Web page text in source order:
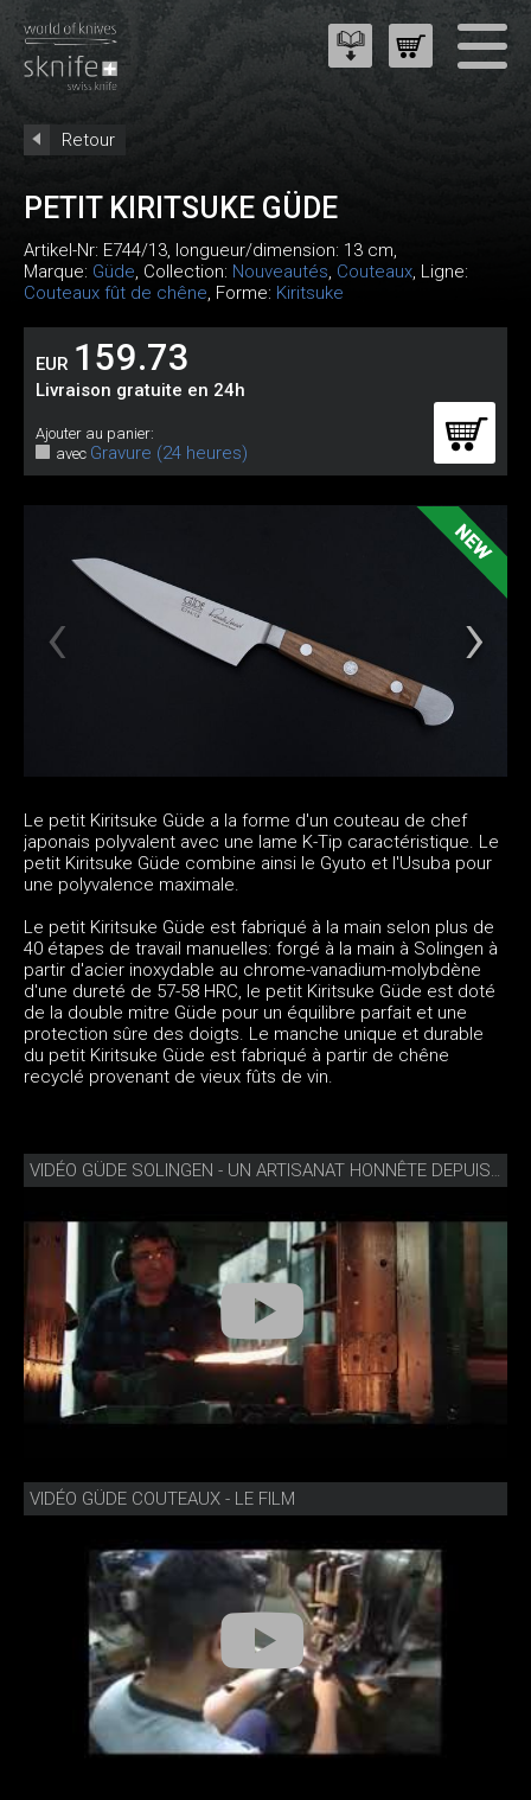
Retour
PETIT KIRITSUKE GÜDE
Artikel-Nr: E744/13, longueur/dimension: 13 cm,
Marque: Güde, Collection: Nouveautés, Couteaux, Ligne:
Couteaux fût de chêne, Forme: Kiritsuke
EUR 159.73
Livraison gratuite en 24h
Ajouter au panier:
avec Gravure (24 heures)
Le petit Kiritsuke Güde a la forme d'un couteau de chef
japonais polyvalent avec une lame K-Tip caractéristique. Le
petit Kiritsuke Güde combine ainsi le Gyuto et l'Usuba pour
une polyvalence maximale.
Le petit Kiritsuke Güde est fabriqué à la main selon plus de
40 étapes de travail manuelles: forgé à la main à Solingen à
partir d'acier inoxydable au chrome-vanadium-molybdène
d'une dureté de 57-58 HRC, le petit Kiritsuke Güde est doté
de la double mitre Güde pour un équilibre parfait et une
protection sûre des doigts. Le manche unique et durable
du petit Kiritsuke Güde est fabriqué à partir de chêne
recyclé provenant de vieux fûts de vin.
VIDÉO GÜDE COUTEAUX - LE FILM